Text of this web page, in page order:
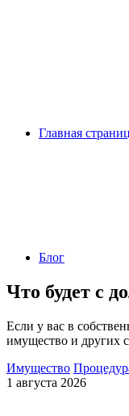
Главная
Блог
Что будет с
Если у вас в
имущество и других
Имущество
1 августа 2026